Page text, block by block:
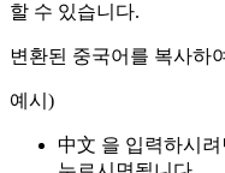
할 수 있습니다.
변환된 중국어를 복사하
예시)
中文 을 입력하시려